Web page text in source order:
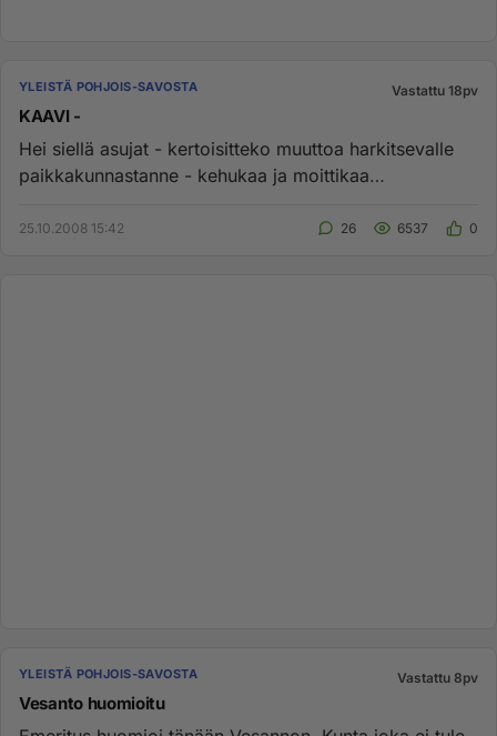
YLEISTÄ POHJOIS-SAVOSTA Vastattu 18pv
KAAVI -
Hei siellä asujat - kertoisitteko muuttoa harkitsevalle
paikkakunnastanne - kehukaa ja moittikaa
25.10.2008 15:42 26 6537 0
YLEISTÄ POHJOIS-SAVOSTA Vastattu 8pv
Vesanto huomioitu